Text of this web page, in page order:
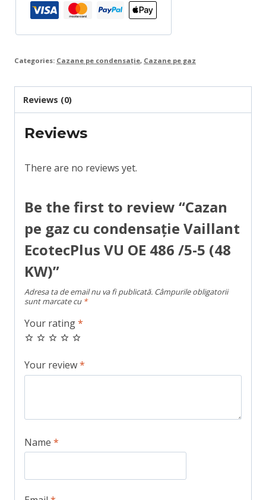
486
/5-
quantity
Categories: Cazane pe condensație, Cazane pe gaz
Reviews (0)
Reviews
There are no reviews yet.
Be the first to review “Cazan
pe gaz cu condensație Vaillant
EcotecPlus VU OE 486 /5-5 (48
KW)”
Adresa ta de email nu va fi publicată. Câmpurile obligatorii
sunt marcate cu *
Your rating*
Your review*
Name *